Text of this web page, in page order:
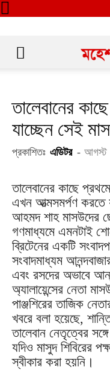
তালেবানের
যাচ্ছেন সেই
প্রকাশিতঃ এডিটর - আগস্ট
তালেবানের কাছে
এখন আত্মসমর্পণ করতে
আহমদ শাহ মাসউদের
গণমাধ্যমে এমনটাই
ব্রিটেনের একটি
সংবাদমাধ্যম
এবং রসদের অভাবে
অ্যালায়েন্সের নেতা
পাঞ্জশিরের তাজিক
খবরে বলা হয়েছে,
তালেবান নেতৃত্বের
যদিও মাসুদ শিবিরের
স্বীকার করা হয়নি।